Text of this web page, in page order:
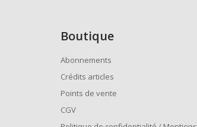
Boutique
Abonnements
Crédits articles
Points de vente
CGV